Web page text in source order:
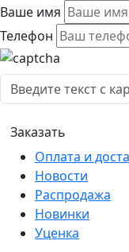
Ваше имя
Телефон
Оплата и
Новости
Распродажа
Новинки
Уценка